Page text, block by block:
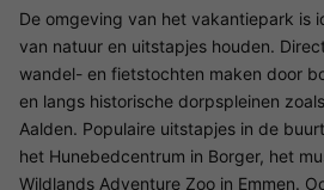
De omgeving van het vakantiepark is
van natuur en uitstapjes houden.
wandel- en fietstochten maken door
en langs historische dorpspleinen
Aalden. Populaire uitstapjes in de
het Hunebedcentrum in Borger, het
Wildlands Adventure Zoo in Emmen.